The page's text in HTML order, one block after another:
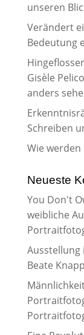
unseren
Verändert
Bedeutung
Gisèle
anders sehe
Schreiben
Wie
Neueste
You Don't
weibliche
Ausstellung
Beate